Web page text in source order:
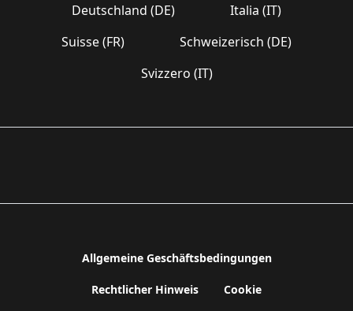
Deutschland (DE)
Italia (IT)
Suisse (FR)
Schweizerisch (DE)
Svizzero (IT)
Allgemeine Geschäftsbedingungen
Rechtlicher Hinweis Cookie